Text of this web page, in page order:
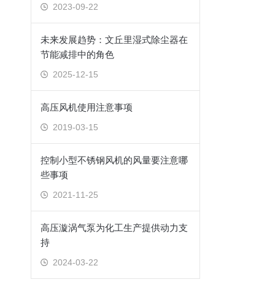
2023-09-22
未来发展趋势：文丘里湿式除尘器在
节能减排中的角色
2025-12-15
高压风机使用注意事项
2019-03-15
控制小型不锈钢风机的风量要注意哪
些事项
2021-11-25
高压漩涡气泵为化工生产提供动力支
持
2024-03-22